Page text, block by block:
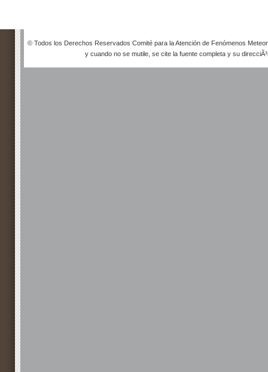
© Todos los Derechos Reservados Comité para la Atención de Fenómenos
y cuando no se mutile, se cite la fuente completa y su